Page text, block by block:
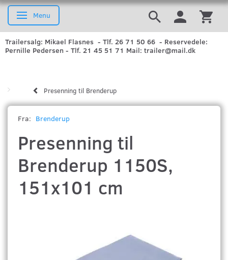
Skifte navigation
Menu
Trailersalg: Mikael Flasnes - Tlf. 26 71 50 66 - Reservedele:
Pernille Pedersen - Tlf. 21 45 51 71 Mail: trailer@mail.dk
Presenning til Brenderup
Fra: Brenderup
Presenning til
Brenderup 1150S,
151x101 cm